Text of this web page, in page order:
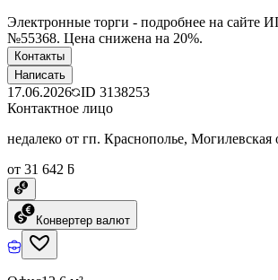
Электронные торги - подробнее на сайте
№55368. Цена снижена на 20%.
Контакты
Написать
17.06.2026 ID 3138253
Контактное лицо
недалеко от гп. Краснополье, Могилевская
от 31 642 ƃ
Конвертер валют